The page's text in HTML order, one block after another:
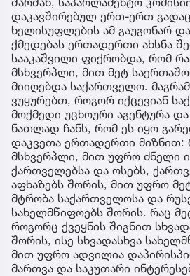
დაკავშირებულ ერთ-ერთ
ხელისუფლების ამ გაუგონარ
ქმედებას ერთადერთი ახსნა
სააკაშვილი ფიქრობდა, რომ
მსხვერპლი, მით მეტ
მიიღებდა საქართველო.
ვუყურებთ, როგორ იქცევიან
მოქმედი უცხოური აგენტურა
ნათლად ჩანს, რომ ეს იყო
დაკვეთა ერთადერთი მიზნით:
მსხვერპლი, მით უფრო ძნელი
ქართველებსა და ოსებს,
აფხაზებს შორის, მით უფრო
მტრობა საქართველოსა და
სახელმწიფოებს შორის. რაც
როგორც ქვეყნის შიგნით
შორის, ისე სხვადასხვა
მით უფრო ადვილია
მართვა და საკუთარი